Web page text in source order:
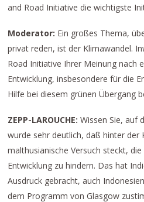
and Road Initiative die wichtigste
Moderator: Ein großes Thema,
privat reden, ist der Klimawandel.
Road Initiative Ihrer Meinung nach
Entwicklung, insbesondere für die
Hilfe bei diesem grünen Übergang
ZEPP-LAROUCHE:Wissen Sie, auf
wurde sehr deutlich, daß hinter der
malthusianische Versuch steckt,
Entwicklung zu hindern. Das hat
Ausdruck gebracht, auch
dem Programm von Glasgow